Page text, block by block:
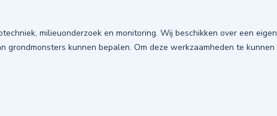
milieuonderzoek en monitoring. Wij beschikken over een eigen
kunnen bepalen. Om deze werkzaamheden te kunnen